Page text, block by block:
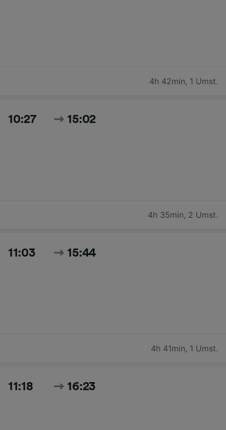
4h 42min, 1 Umst.
10:27 15:02
4h 35min, 2 Umst.
11:03 15:44
4h 41min, 1 Umst.
11:18 16:23